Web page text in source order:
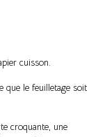
cuisson.
que le feuilletage soit
croquante, une